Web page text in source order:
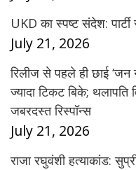
UKD का स्पष्ट संदेश:
July 21, 2026
रिलीज से पहले ही छाई
ज्यादा टिकट बिके;
जबरदस्त रिस्पॉन्स
July 21, 2026
राजा रघुवंशी हत्याकांड: